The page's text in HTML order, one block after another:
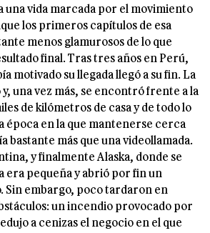
una vida marcada por el movimiento
los primeros capítulos de esa
menos glamurosos de lo que
final. Tras tres años en Perú,
motivado su llegada llegó a su fin. La
una vez más, se encontró frente a la
de kilómetros de casa y de todo lo
época en la que mantenerse cerca
bastante más que una videollamada.
y finalmente Alaska, donde se
era pequeña y abrió por fin un
embargo, poco tardaron en
un incendio provocado por
a cenizas el negocio en el que